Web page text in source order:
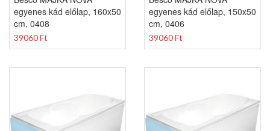
egyenes kád előlap, 160x50
cm, 0408
39060 Ft
egyenes kád előlap, 150x50
cm, 0406
39060 Ft